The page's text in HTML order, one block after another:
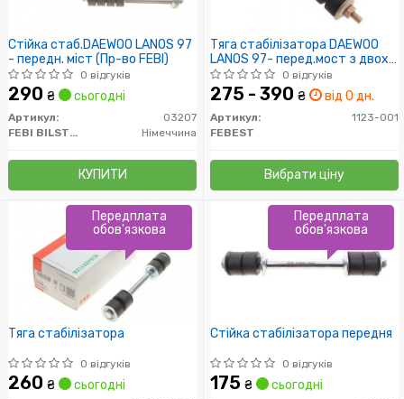
Стійка стаб.DAEWOO LANOS 97
- передн. міст (Пр-во FEBI)
0 відгуків
290 ₴ сьогодні
Артикул:
03207
FEBI BILSTEIN
Німеччина
КУПИТИ
Тяга стабілізатора DAEWOO
LANOS 97- перед.мост з двох
сторін (Пр-во FEBEST)
0 відгуків
275 - 390 ₴ від 0 дн.
Артикул:
1123-001
FEBEST
Вибрати ціну
Тяга стабілізатора
0 відгуків
260 ₴ сьогодні
Передплата
обов'язкова
Стійка стабілізатора передня
0 відгуків
175 ₴ сьогодні
Передплата
обов'язкова